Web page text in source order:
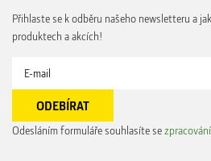
Přihlaste se k odběru našeho newsletteru a
produktech a akcích!
Odesláním formuláře souhlasíte se